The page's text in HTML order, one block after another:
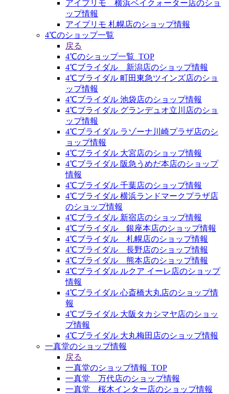
アイプリモ 横浜ベイクォーター店のショ
ップ情報
アイプリモ 札幌店のショップ情報
4℃のショップ一覧
戻る
4℃のショップ一覧_TOP
4℃ブライダル 新潟店のショップ情報
4℃ブライダル 町田東急ツインズ店のショ
ップ情報
4℃ブライダル 池袋店のショップ情報
4℃ブライダル グランデュオ立川店のショ
ップ情報
4℃ブライダル ラゾーナ川崎プラザ店のシ
ョップ情報
4℃ブライダル 大宮店のショップ情報
4℃ブライダル 阪急うめだ本店のショップ
情報
4℃ブライダル 千葉店のショップ情報
4℃ブライダル 横浜ランドマークプラザ店
のショップ情報
4℃ブライダル 新宿店のショップ情報
4℃ブライダル 銀座本店のショップ情報
4℃ブライダル 札幌店のショップ情報
4℃ブライダル 長野店のショップ情報
4℃ブライダル 熊本店のショップ情報
4℃ブライダル ルクア イーレ店のショップ
情報
4℃ブライダル 心斎橋大丸店のショップ情
報
4℃ブライダル 大阪タカシマヤ店のショッ
プ情報
4℃ブライダル 大丸梅田店のショップ情報
一真堂のショップ情報
戻る
一真堂のショップ情報_TOP
一真堂 万代店のショップ情報
一真堂 桜木インター店のショップ情報